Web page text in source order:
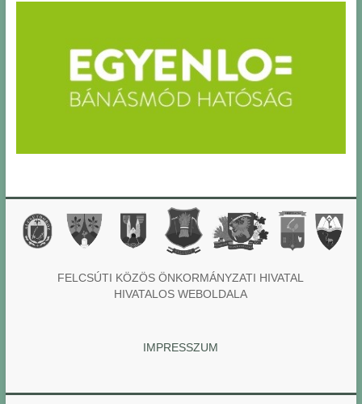
FELCSÚTI KÖZÖS ÖNKORMÁNYZATI HIVATAL
HIVATALOS WEBOLDALA
IMPRESSZUM